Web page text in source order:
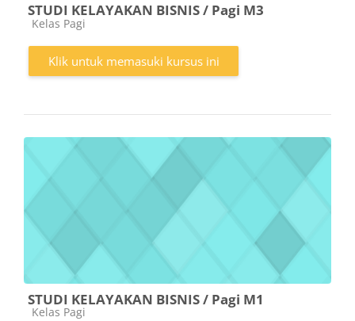
STUDI KELAYAKAN BISNIS / Pagi M3
Kategori kursus
Kelas Pagi
Klik untuk memasuki kursus ini
STUDI KELAYAKAN BISNIS / Pagi M1
Kategori kursus
Kelas Pagi